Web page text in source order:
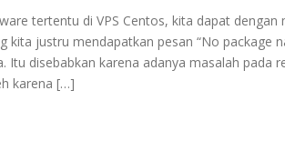
tertentu di VPS Centos, kita dapat
kita justru mendapatkan pesan “No package
Itu disebabkan karena adanya masalah pada
karena […]